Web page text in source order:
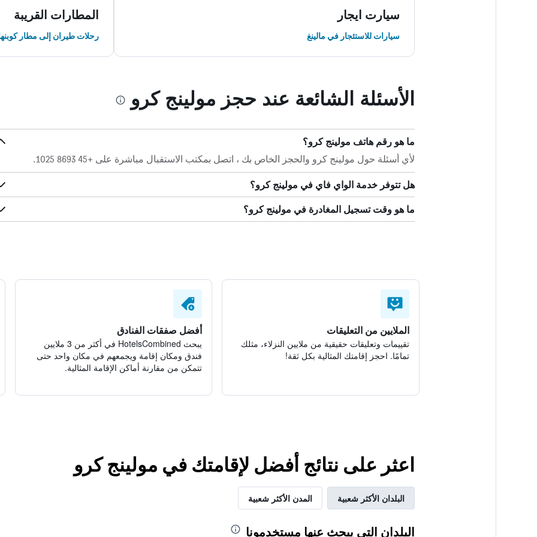
سيارت ايجار
سيارات للاستئجار في مالينغ
المطارات القريبة
رحلات طيران إلى مطار
الأسئلة الشائعة عند حجز مولينج كرو
ما هو رقم هاتف مولينج كرو؟
لأي أسئلة حول مولينج كرو والحجز الخاص بك ، اتصل بمكتب الاستقبال مباشرة على +45 8693 1025.
هل تتوفر خدمة الواي فاي في مولينج كرو؟
ما هو وقت تسجيل المغادرة في مولينج كرو؟
الملايين من التعليقات
تقييمات وتعليقات حقيقية من ملايين النزلاء، مثلك
تمامًا. احجز إقامتك المثالية بكل ثقة!
أفضل صفقات الفنادق
يبحث HotelsCombined في أكثر من 3 ملايين
فندق ومكان إقامة ويجمعهم في مكان واحد حتى
تتمكن من مقارنة أماكن الإقامة المثالية.
اعثر على نتائج أفضل لإقامتك في مولينج كرو
البلدان الأكثر شعبية المدن الأكثر شعبية
البلدان التي يبحث عنها مستخدمونا